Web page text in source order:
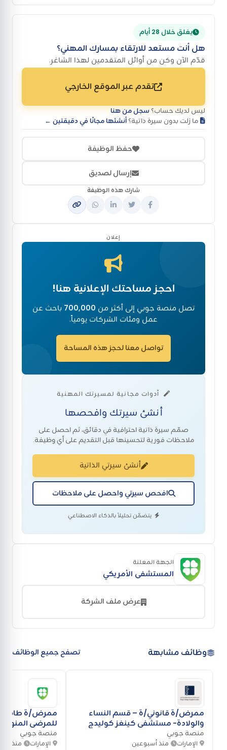
يغلق خلال 28 أيام
هل أنت مستعد للارتقاء بمسارك المهني؟
قدّم الآن وكن من أوائل المتقدمين لهذا الشاغر.
تقدم عبر الموقع الخارجي
ليس لديك حساب؟سجل من هنا
ما زلت بدون سيرة ذاتية؟ أنشئها مجانًا في دقيقتين ←
حفظ الوظيفة
إرسال لصديق
شارك هذه الوظيفة
إعلان
احجز مساحتك الإعلانية هنا!
تصل منصة جوبي إلى أكثر من 700,000 باحث عن
عمل ومئات الشركات يومياً.
تواصل معنا لحجز هذه المساحة
أدوات مجانية لمسيرتك المهنية
أنشئ سيرتك وافحصها
صمّم سيرة ذاتية احترافية في دقائق، ثم احصل على
ملاحظات فورية لتحسينها قبل التقديم على أي وظيفة.
أنشئ سيرتي الذاتية
افحص سيرتي واحصل على ملاحظات
يتضمّن تحليلاً بالذكاء الاصطناعي
الجهة المعلنة
المستشفى الأمريكي
عرض ملف الشركة
وظائف مشابهة تصفح جميع الوظائف
ممرض/ة قانوني/ة – قسم النساء
والولادة- مستشفى كينغز كوليدج
لندن
منصة جوبي
الإمارات منذ أسبوعين
ممرض/ة طاقم –
للمرضى
الأمريكي
منصة جوبي
الإمارات منذ